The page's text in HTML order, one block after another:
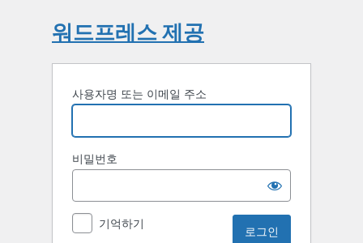
워드프레스 제공
사용자명 또는 이메일 주소
비밀번호
기억하기